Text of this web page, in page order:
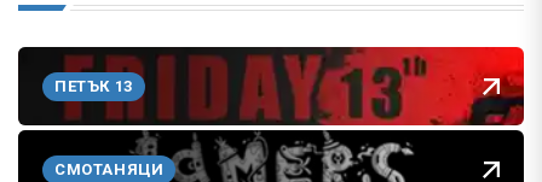
ПЕТЪК 13
СМОТАНЯЦИ